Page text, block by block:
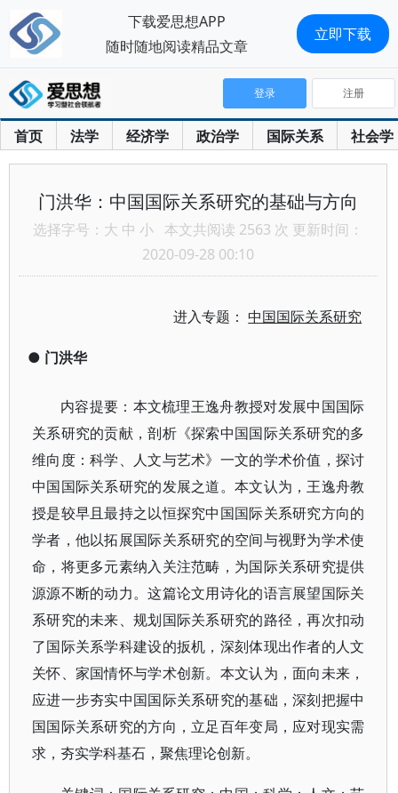
首页 法学 经济学 政治学 国际关系 社会学
登录 注册
门洪华：中国国际关系研究的基础与方向
选择字号： 大 中 小 本文共阅读 2563 次 更新时间：
2020-09-28 00:10
进入专题：中国国际关系研究
● 门洪华
内容提要：本文梳理王逸舟教授对发展中国国际
关系研究的贡献，剖析《探索中国国际关系研究的多
维向度：科学、人文与艺术》一文的学术价值，探讨
中国国际关系研究的发展之道。本文认为，王逸舟教
授是较早且最持之以恒探究中国国际关系研究方向的
学者，他以拓展国际关系研究的空间与视野为学术使
命，将更多元素纳入关注范畴，为国际关系研究提供
源源不断的动力。这篇论文用诗化的语言展望国际关
系研究的未来、规划国际关系研究的路径，再次扣动
了国际关系学科建设的扳机，深刻体现出作者的人文
关怀、家国情怀与学术创新。本文认为，面向未来，
应进一步夯实中国国际关系研究的基础，深刻把握中
国国际关系研究的方向，立足百年变局，应对现实需
求，夯实学科基石，聚焦理论创新。
下载爱思想APP
随时随地阅读精品文章
立即下载